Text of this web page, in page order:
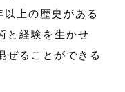
上の歴史がある
と経験を生かせ
ぜることができる